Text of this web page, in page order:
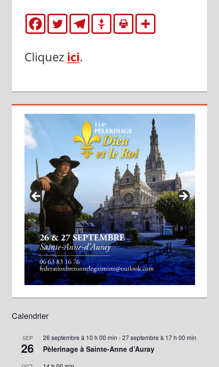
Cliquez ici.
Calendrier
SEP
26
26 septembre à 10 h 00 min -27 septembre à 17 h 00 min
Pèlerinage à Sainte-Anne d’Auray